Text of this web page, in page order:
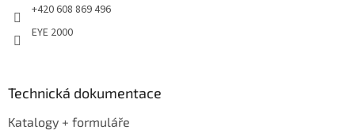
+420 608 869 496
EYE 2000
Technická dokumentace
Katalogy + formuláře